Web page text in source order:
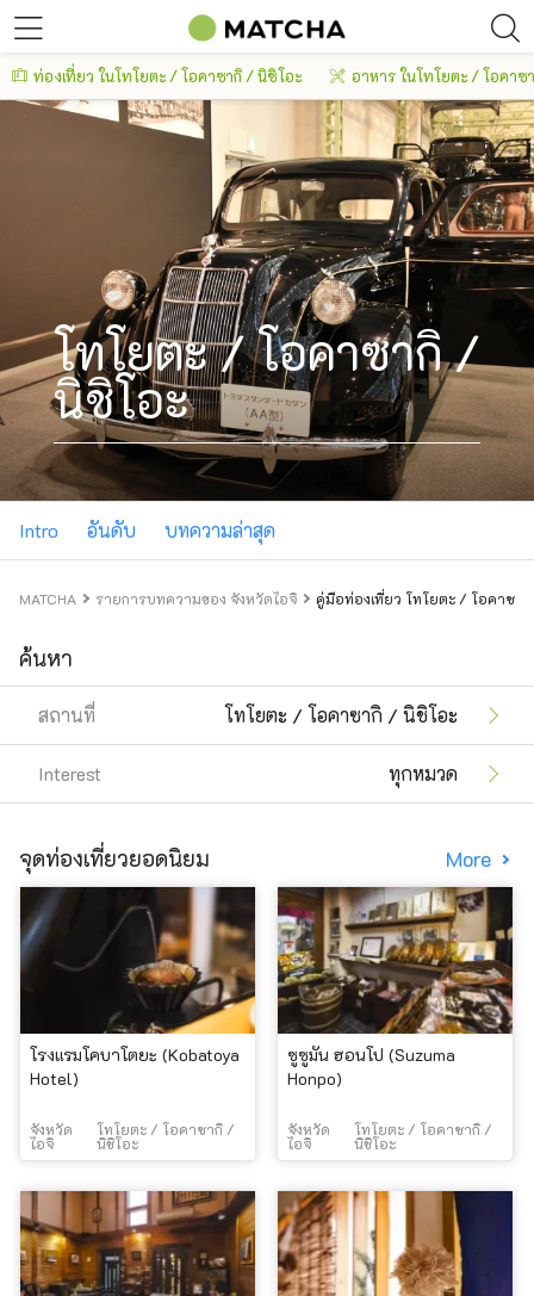
ท่องเที่ยว ในโทโยตะ / โอคาซากิ / นิชิโอะ อาหาร ในโทโยตะ / โอคาซ
โทโยตะ / โอคาซากิ /
นิชิโอะ
Intro อันดับ บทความล่าสุด
MATCHA รายการบทความของ จังหวัดไอจิ คู่มือท่องเที่ยว โทโยตะ / โอคาซา
ค้นหา
สถานที่ โทโยตะ / โอคาซากิ / นิชิโอะ
Interest ทุกหมวด
จุดท่องเที่ยวยอดนิยม More
โรงแรมโคบาโตยะ (Kobatoya
Hotel)
จังหวัด
ไอจิ
โทโยตะ / โอคาซากิ /
นิชิโอะ
ซูซูมัน ฮอนโป (Suzuma
Honpo)
จังหวัด
ไอจิ
โทโยตะ / โอคาซากิ /
นิชิโอะ